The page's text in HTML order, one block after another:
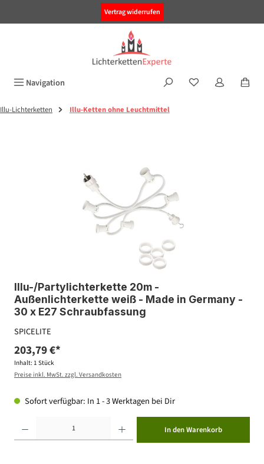
Vertrag widerrufen
Navigation
Illu-Lichterketten Illu-Ketten ohne Leuchtmittel
Illu-/Partylichterkette 20m -
Außenlichterkette weiß - Made in Germany -
30 x E27 Schraubfassung
SPICELITE
203,79 €*
Inhalt: 1 Stück
Preise inkl. MwSt. zzgl. Versandkosten
Sofort verfügbar: In 1 - 3 Werktagen bei Dir
In den Warenkorb